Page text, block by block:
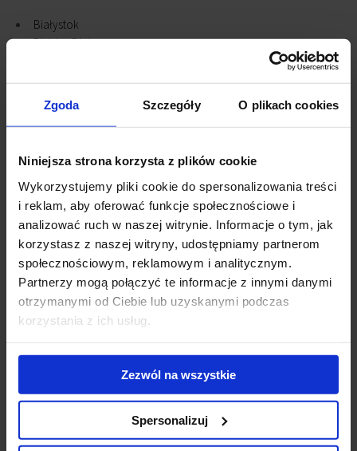
Zgoda Szczegóły O plikach cookies
Niniejsza strona korzysta z plików cookie
Wykorzystujemy pliki cookie do spersonalizowania treści
i reklam, aby oferować funkcje społecznościowe i
analizować ruch w naszej witrynie. Informacje o tym, jak
korzystasz z naszej witryny, udostępniamy partnerom
społecznościowym, reklamowym i analitycznym.
Partnerzy mogą połączyć te informacje z innymi danymi
otrzymanymi od Ciebie lub uzyskanymi podczas
korzystania z ich usług.
Zezwól na wszystkie
Spersonalizuj
Białystok
Bielsko-Biała
Bytom
Częstochowa
Gdańsk
Gliwice
Gniezno
Katowice
Kielce
Konstantynów Łódzki
Kraków
Legnica
Lublin
Łódź
Olsztyn
Piaseczno
Płock
Radom